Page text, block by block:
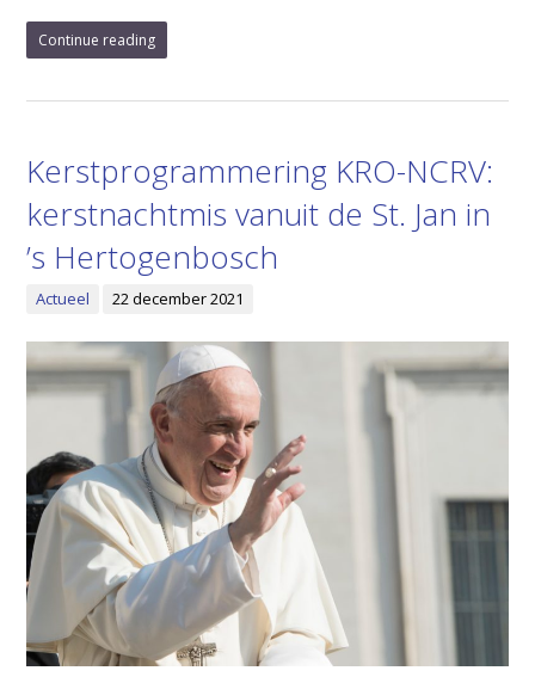
Continue reading
Kerstprogrammering KRO-NCRV:
kerstnachtmis vanuit de St. Jan in
’s Hertogenbosch
Actueel 22 december 2021